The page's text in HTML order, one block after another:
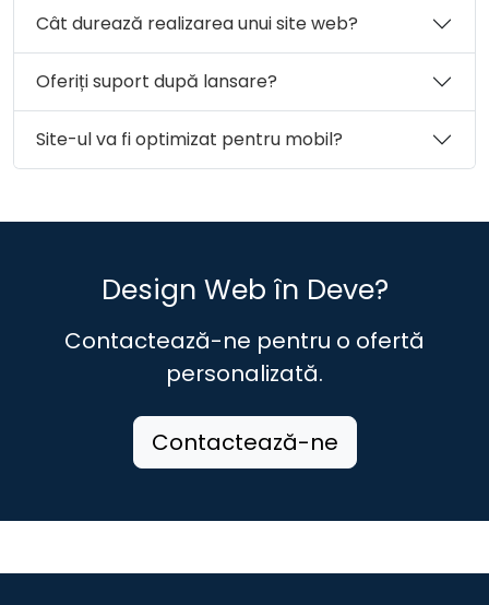
Cât durează realizarea unui site web?
Oferiți suport după lansare?
Site-ul va fi optimizat pentru mobil?
Design Web în Deve?
Contactează-ne pentru o ofertă
personalizată.
Contactează-ne